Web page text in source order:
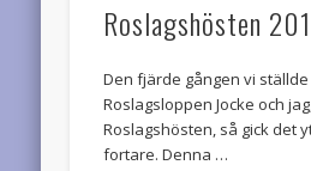
Roslagshösten
Den fjärde gången vi
Roslagsloppen Jocke och
Roslagshösten, så gick det
fortare. Denna …